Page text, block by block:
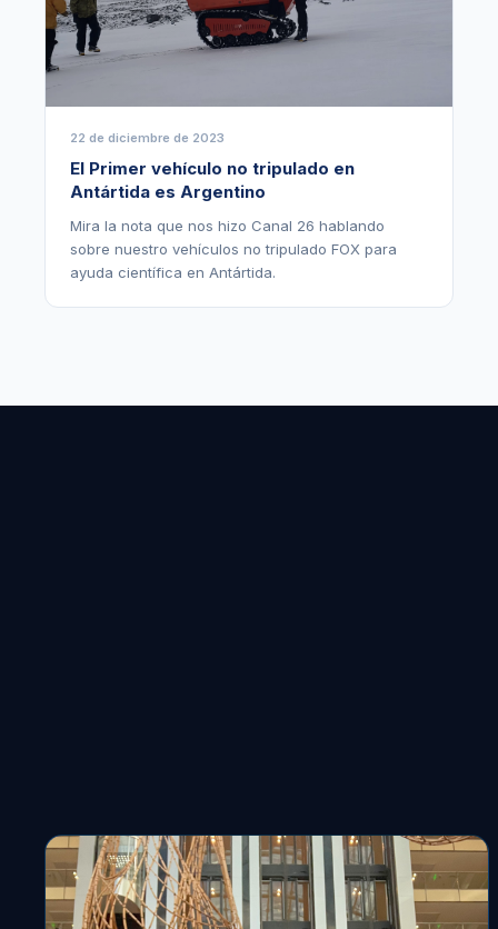
22 de diciembre de 2023
El Primer vehículo no tripulado en
Antártida es Argentino
Mira la nota que nos hizo Canal 26 hablando
sobre nuestro vehículos no tripulado FOX para
ayuda científica en Antártida.